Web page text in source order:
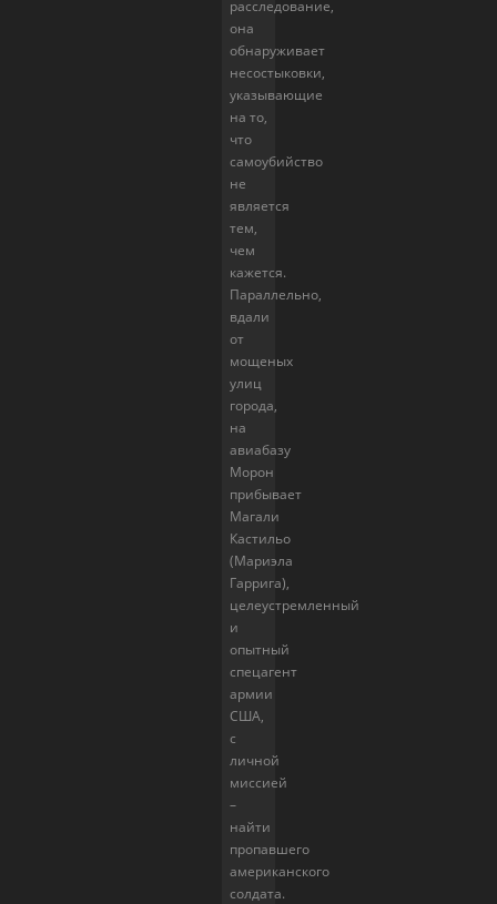
расследование,
она
обнаруживает
несостыковки,
указывающие
на то,
что
самоубийство
не
является
тем,
чем
кажется.
Параллельно,
вдали
от
мощеных
улиц
города,
на
авиабазу
Морон
прибывает
Магали
Кастильо
(Мариэла
Гаррига),
целеустремленный
и
опытный
спецагент
армии
США,
с
личной
миссией
–
найти
пропавшего
американского
солдата.